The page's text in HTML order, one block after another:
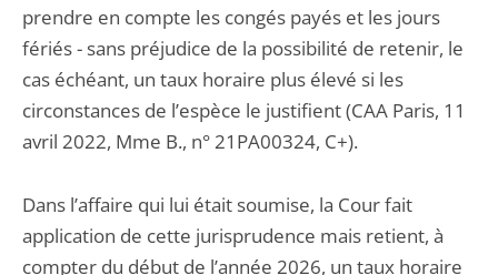
prendre en compte les congés payés et les jours
fériés - sans préjudice de la possibilité de retenir, le
cas échéant, un taux horaire plus élevé si les
circonstances de l’espèce le justifient (CAA Paris, 11
avril 2022, Mme B., n° 21PA00324, C+).
Dans l’affaire qui lui était soumise, la Cour fait
application de cette jurisprudence mais retient, à
compter du début de l’année 2026, un taux horaire